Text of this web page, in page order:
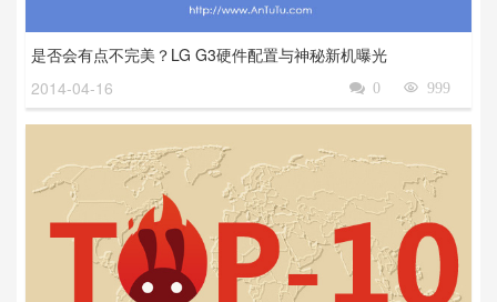
是否会有点不完美？LG G3硬件配置与神秘新机曝光
2014-04-16
999

0
